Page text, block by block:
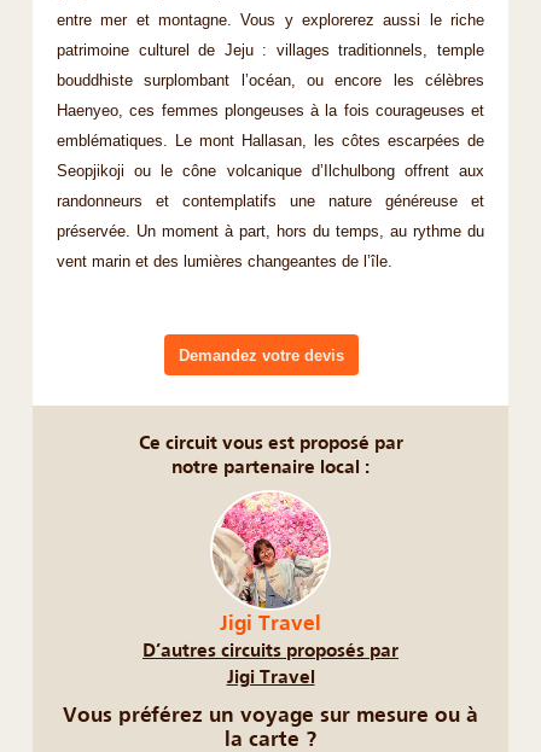
entre mer et montagne. Vous y explorerez aussi le riche
patrimoine culturel de Jeju : villages traditionnels, temple
bouddhiste surplombant l’océan, ou encore les célèbres
Haenyeo, ces femmes plongeuses à la fois courageuses et
emblématiques. Le mont Hallasan, les côtes escarpées de
Seopjikoji ou le cône volcanique d’Ilchulbong offrent aux
randonneurs et contemplatifs une nature généreuse et
préservée. Un moment à part, hors du temps, au rythme du
vent marin et des lumières changeantes de l’île.
Demandez votre devis
Ce circuit vous est proposé par
notre partenaire local :
Jigi Travel
D’autres circuits proposés par
Jigi Travel
Vous préférez un voyage sur mesure ou à
la carte ?